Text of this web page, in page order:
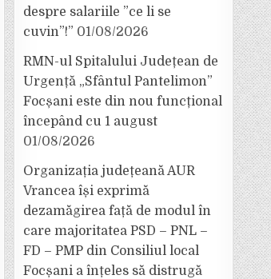
despre salariile ”ce li se
cuvin”!” 01/08/2026
RMN-ul Spitalului Județean de
Urgență „Sfântul Pantelimon”
Focșani este din nou funcțional
începând cu 1 august
01/08/2026
Organizația județeană AUR
Vrancea își exprimă
dezamăgirea față de modul în
care majoritatea PSD – PNL –
FD – PMP din Consiliul local
Focșani a înțeles să distrugă